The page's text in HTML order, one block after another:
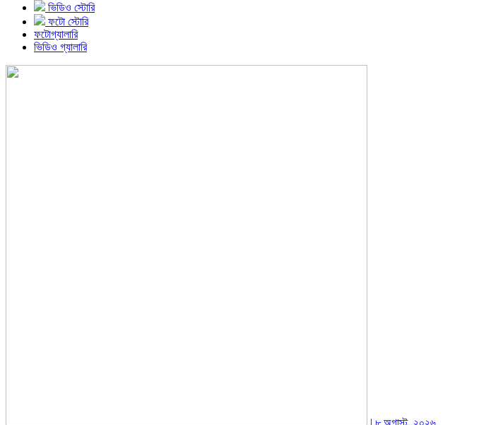
ভিডিও স্টোরি
ফটো স্টোরি
ফটোগ্যালারি
ভিডিও গ্যালারি
| ৮ অগাস্ট, ২০২৬